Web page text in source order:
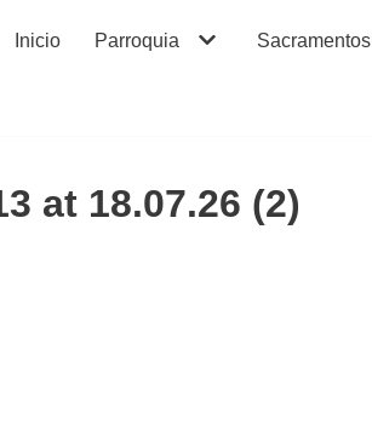
Inicio Parroquia Sacramentos
at 18.07.26 (2)